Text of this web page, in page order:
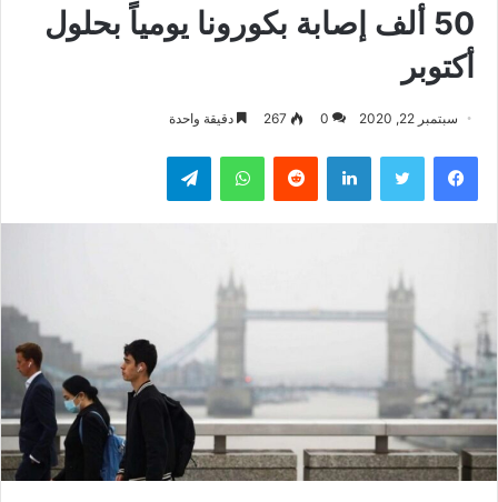
50 ألف إصابة بكورونا يومياً بحلول
أكتوبر
سبتمبر 22, 2020 0
267 دقيقة واحدة
فيسبوك تويتر لينكدإن واتساب تيلقرام